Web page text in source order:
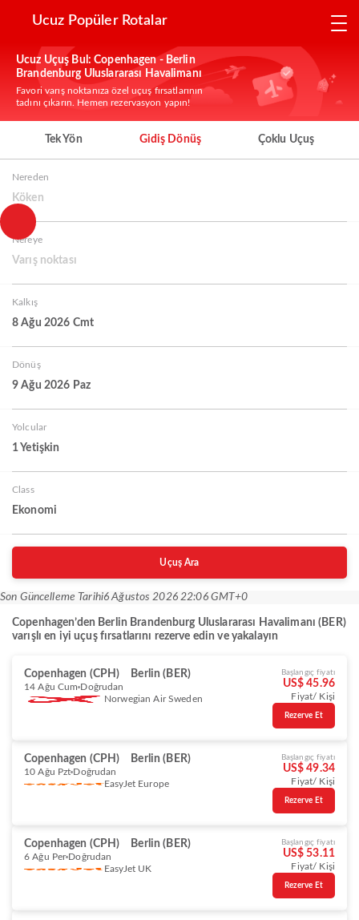
Ucuz Popüler Rotalar
Ucuz Uçuş Bul: Copenhagen - Berlin
Brandenburg Uluslararası Havalimanı
Favori varış noktanıza özel uçuş fırsatlarının
tadını çıkarın. Hemen rezervasyon yapın!
Tek Yön Gidiş Dönüş Çoklu Uçuş
Nereden
Köken
Nereye
Varış noktası
Kalkış
8 Ağu 2026 Cmt
Dönüş
9 Ağu 2026 Paz
Yolcular
1 Yetişkin
Class
Ekonomi
Uçuş Ara
Son Güncelleme Tarihi6 Ağustos 2026 22:06 GMT+0
Copenhagen’den Berlin Brandenburg Uluslararası Havalimanı (BER)
varışlı en iyi uçuş fırsatlarını rezerve edin ve yakalayın
Copenhagen (CPH) Berlin (BER)
14 Ağu Cum Doğrudan
Norwegian Air Sweden
Başlangıç fiyatı
US$ 45.96
Fiyat/ Kişi
Rezerve Et
Copenhagen (CPH) Berlin (BER)
10 Ağu Pzt Doğrudan
EasyJet Europe
Başlangıç fiyatı
US$ 49.34
Fiyat/ Kişi
Rezerve Et
Copenhagen (CPH) Berlin (BER)
6 Ağu Per Doğrudan
EasyJet UK
Başlangıç fiyatı
US$ 53.11
Fiyat/ Kişi
Rezerve Et